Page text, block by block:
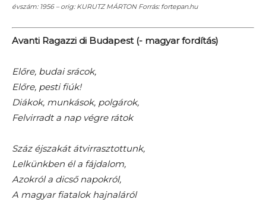
évszám: 1956 – orig: KURUTZ MÁRTON Forrás: fortepan.hu
Avanti Ragazzi di Budapest (- magyar fordítás)
Előre, budai srácok,
Előre, pesti fiúk!
Diákok, munkások, polgárok,
Felvirradt a nap végre rátok
Száz éjszakát átvirrasztottunk,
Lelkünkben él a fájdalom,
Azokról a dicső napokról,
A magyar fiatalok hajnaláról